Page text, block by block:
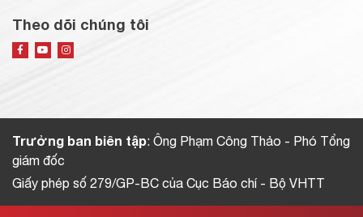
Theo dõi chúng tôi
Trưởng ban biên tập: Ông Phạm Công Thảo - Phó Tổng
giám đốc
Giấy phép số 279/GP-BC của Cục Báo chí - Bộ VHTT